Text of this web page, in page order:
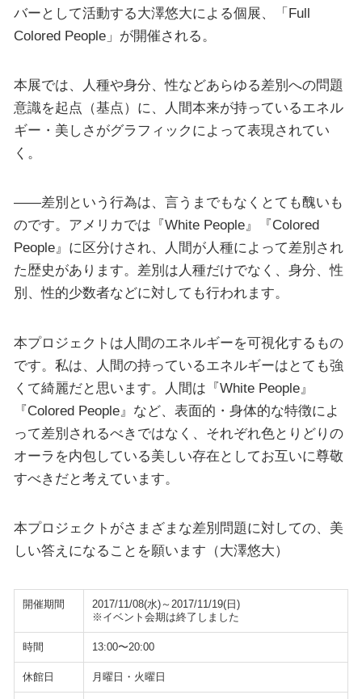
バーとして活動する大澤悠大による個展、「Full
Colored People」が開催される。
本展では、人種や身分、性などあらゆる差別への問題
意識を起点（基点）に、人間本来が持っているエネル
ギー・美しさがグラフィックによって表現されてい
く。
――差別という行為は、言うまでもなくとても醜いも
のです。アメリカでは『White People』『Colored
People』に区分けされ、人間が人種によって差別され
た歴史があります。差別は人種だけでなく、身分、性
別、性的少数者などに対しても行われます。
本プロジェクトは人間のエネルギーを可視化するもの
です。私は、人間の持っているエネルギーはとても強
くて綺麗だと思います。人間は『White People』
『Colored People』など、表面的・身体的な特徴によ
って差別されるべきではなく、それぞれ色とりどりの
オーラを内包している美しい存在としてお互いに尊敬
すべきだと考えています。
本プロジェクトがさまざまな差別問題に対しての、美
しい答えになることを願います（大澤悠大）
開催期間
2017/11/08(水)～2017/11/19(日)
※イベント会期は終了しました
時間 13:00〜20:00
休館日 月曜日・火曜日